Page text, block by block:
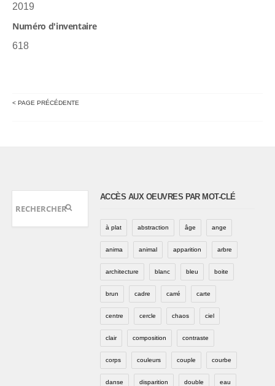
2019
Numéro d'inventaire
618
< PAGE PRÉCÉDENTE
ACCÈS AUX OEUVRES PAR MOT-CLÉ
à plat abstraction âge ange
anima animal apparition arbre
architecture blanc bleu boite
brun cadre carré carte
centre cercle chaos ciel
clair composition contraste
corps couleurs couple courbe
danse disparition double eau